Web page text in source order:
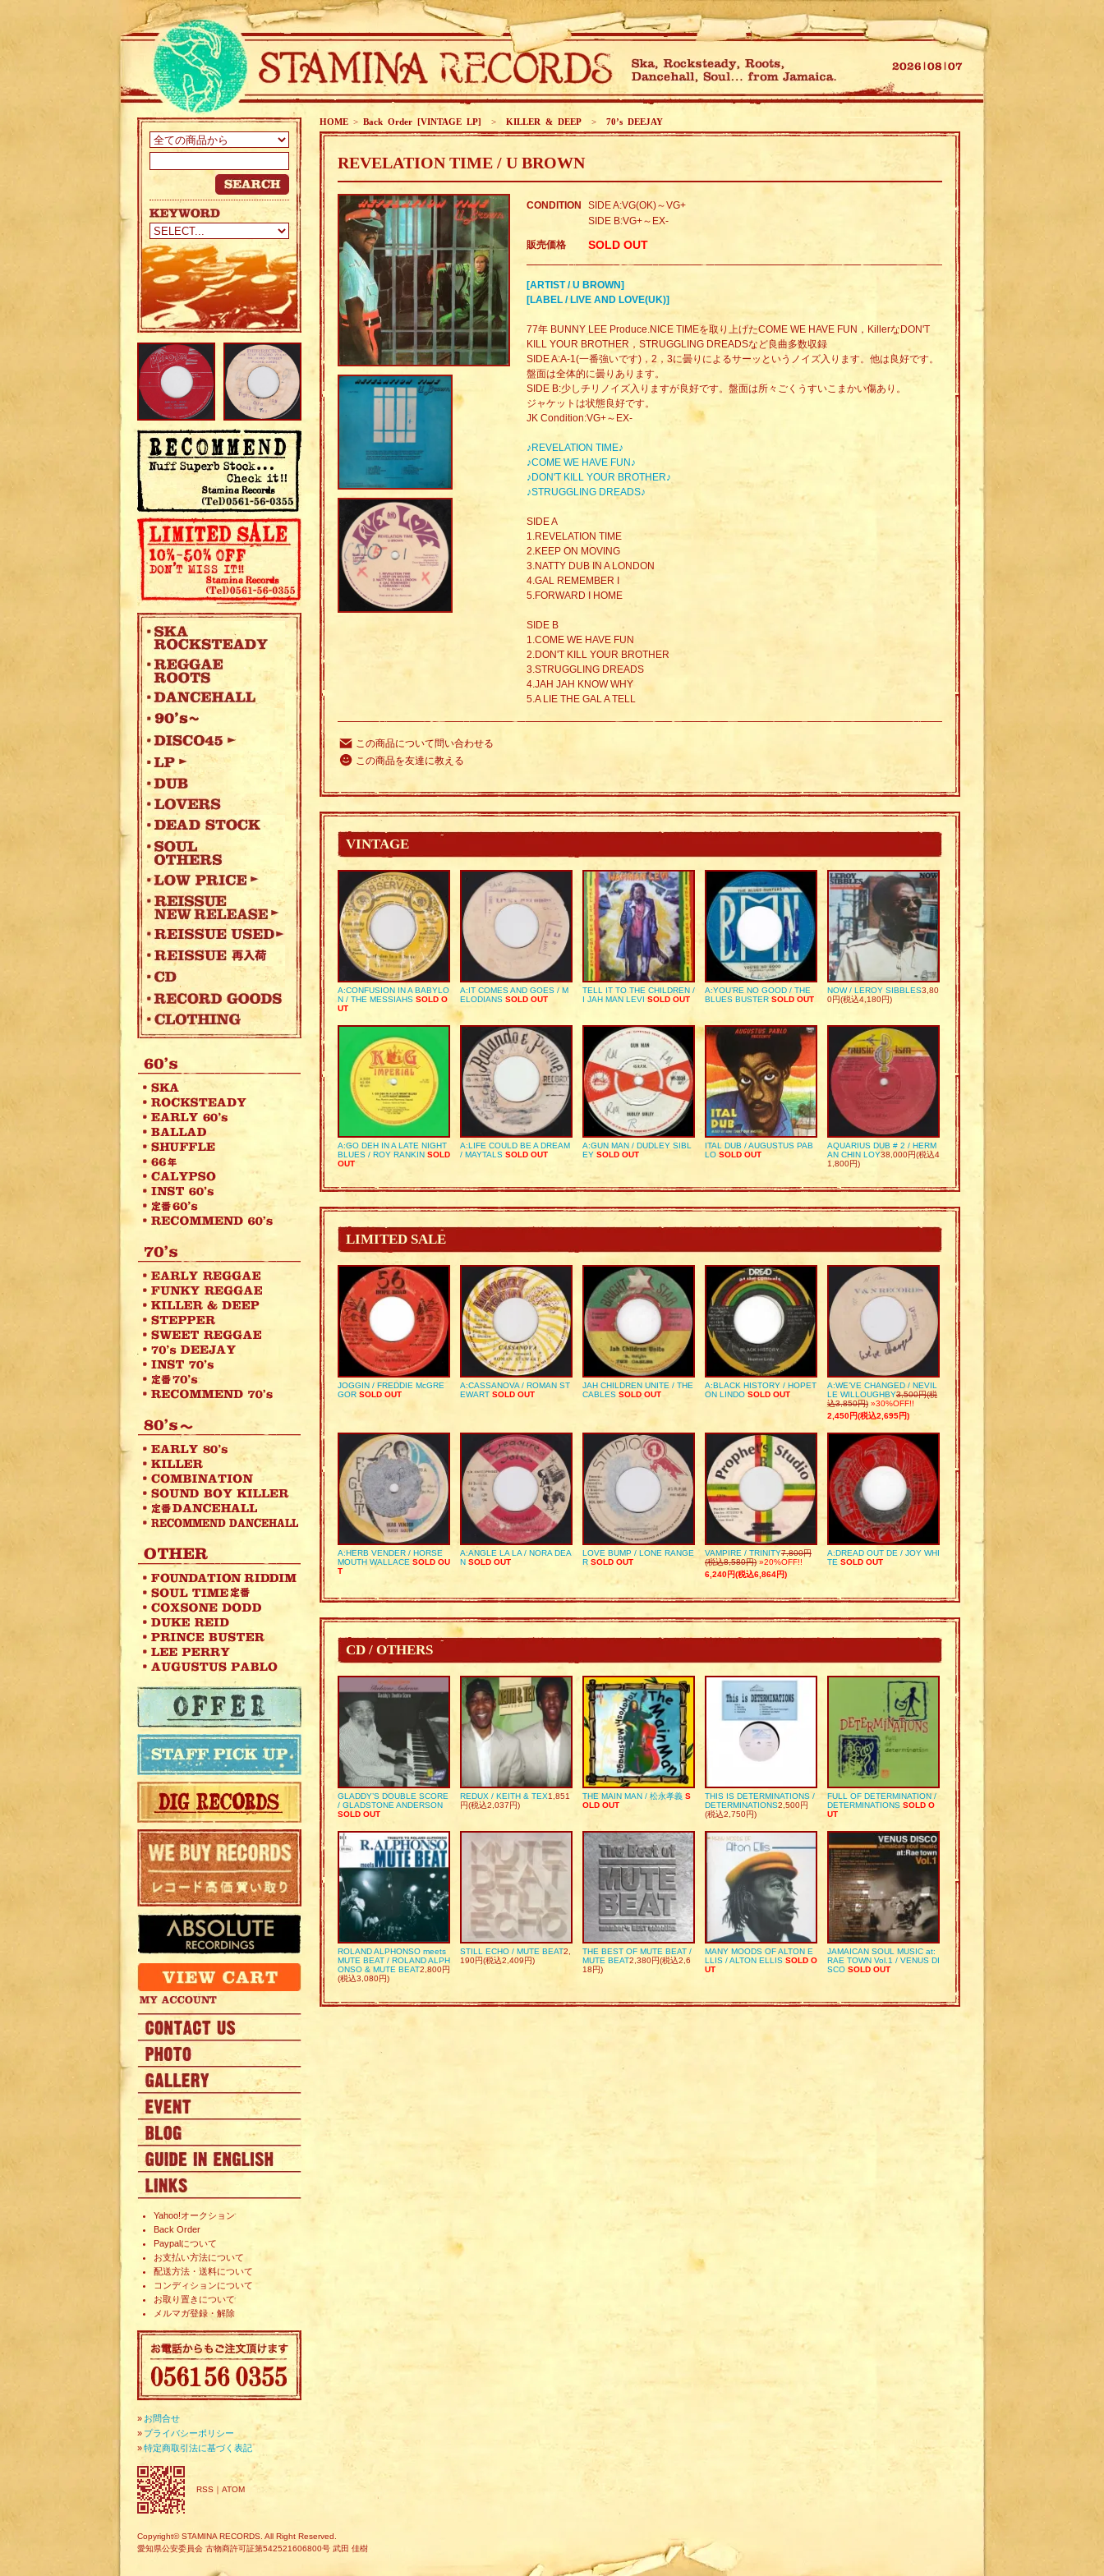
Yahoo!オークション
Back Order
Paypalについて
お支払い方法について
配送方法・送料について
コンディションについて
お取り置きについて
メルマガ登録・解除
» お問合せ
» プライバシーポリシー
»特定商取引法に基づく表記
RSS ｜ ATOM
HOME > Back Order [VINTAGE LP] > KILLER & DEEP > 70’s DEEJAY
REVELATION TIME / U BROWN
CONDITION
SIDE A:VG(OK)～VG+
SIDE B:VG+～EX-
販売価格 SOLD OUT
[ARTIST / U BROWN]
[LABEL / LIVE AND LOVE(UK)]
77年 BUNNY LEE Produce.NICE TIMEを取り上げたCOME WE HAVE FUN，KillerなDON'T
KILL YOUR BROTHER，STRUGGLING DREADSなど良曲多数収録
SIDE A:A-1(一番強いです)，2，3に曇りによるサーッというノイズ入ります。他は良好です。
盤面は全体的に曇りあります。
SIDE B:少しチリノイズ入りますが良好です。盤面は所々ごくうすいこまかい傷あり。
ジャケットは状態良好です。
JK Condition:VG+～EX-
♪REVELATION TIME♪
♪COME WE HAVE FUN♪
♪DON'T KILL YOUR BROTHER♪
♪STRUGGLING DREADS♪
SIDE A
1.REVELATION TIME
2.KEEP ON MOVING
3.NATTY DUB IN A LONDON
4.GAL REMEMBER I
5.FORWARD I HOME
SIDE B
1.COME WE HAVE FUN
2.DON'T KILL YOUR BROTHER
3.STRUGGLING DREADS
4.JAH JAH KNOW WHY
5.A LIE THE GAL A TELL
この商品について問い合わせる
この商品を友達に教える
VINTAGE
A:CONFUSION IN A BABYLO
N / THE MESSIAHS SOLD O
UT
A:IT COMES AND GOES / M
ELODIANS SOLD OUT
TELL IT TO THE CHILDREN /
I JAH MAN LEVI SOLD OUT
A:YOU’RE NO GOOD / THE
BLUES BUSTER SOLD OUT
NOW / LEROY SIBBLES3,80
0円(税込4,180円)
A:GO DEH IN A LATE NIGHT
BLUES / ROY RANKIN SOLD
OUT
A:LIFE COULD BE A DREAM
/ MAYTALS SOLD OUT
A:GUN MAN / DUDLEY SIBL
EY SOLD OUT
ITAL DUB / AUGUSTUS PAB
LO SOLD OUT
AQUARIUS DUB # 2 / HERM
AN CHIN LOY38,000円(税込4
1,800円)
LIMITED SALE
JOGGIN / FREDDIE McGRE
GOR SOLD OUT
A:CASSANOVA / ROMAN ST
EWART SOLD OUT
JAH CHILDREN UNITE / THE
CABLES SOLD OUT
A:BLACK HISTORY / HOPET
ON LINDO SOLD OUT
A:WE’VE CHANGED / NEVIL
LE WILLOUGHBY3,500円(税
込3,850円) »30%OFF!!
2,450円(税込2,695円)
A:HERB VENDER / HORSE
MOUTH WALLACE SOLD OU
T
A:ANGLE LA LA / NORA DEA
N SOLD OUT
LOVE BUMP / LONE RANGE
R SOLD OUT
VAMPIRE / TRINITY7,800円
(税込8,580円) »20%OFF!!
6,240円(税込6,864円)
A:DREAD OUT DE / JOY WHI
TE SOLD OUT
CD / OTHERS
GLADDY’S DOUBLE SCORE
/ GLADSTONE ANDERSON
SOLD OUT
REDUX / KEITH & TEX1,851
円(税込2,037円)
THE MAIN MAN / 松永孝義 S
OLD OUT
THIS IS DETERMINATIONS /
DETERMINATIONS2,500円
(税込2,750円)
FULL OF DETERMINATION /
DETERMINATIONS SOLD O
UT
ROLAND ALPHONSO meets
MUTE BEAT / ROLAND ALPH
ONSO & MUTE BEAT2,800円
(税込3,080円)
STILL ECHO / MUTE BEAT2,
190円(税込2,409円)
THE BEST OF MUTE BEAT /
MUTE BEAT2,380円(税込2,6
18円)
MANY MOODS OF ALTON E
LLIS / ALTON ELLIS SOLD O
UT
JAMAICAN SOUL MUSIC at:
RAE TOWN Vol.1 / VENUS DI
SCO SOLD OUT
Copyright© STAMINA RECORDS. All Right Reserved.
愛知県公安委員会 古物商許可証第542521606800号 武田 佳樹